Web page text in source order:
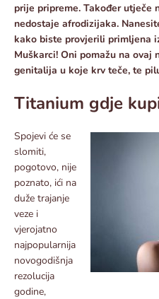
prije pripreme. Također utječe
nedostaje afrodizijaka.
kako biste provjerili primljena
Muškarci! Oni pomažu na ovaj
genitalija u koje krv teče, te
Titanium gdje
Spojevi će se
slomiti,
pogotovo, nije
poznato, ići na
duže trajanje
veze i
vjerojatno
najpopularnija
novogodišnja
rezolucija
godine,